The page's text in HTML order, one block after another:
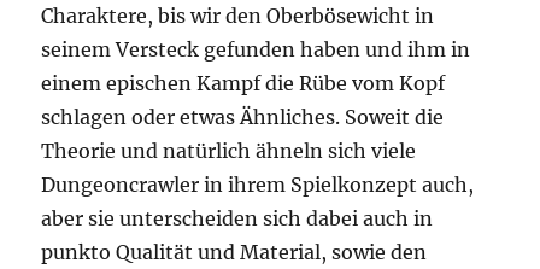
Charaktere, bis wir den Oberbösewicht in
seinem Versteck gefunden haben und ihm in
einem epischen Kampf die Rübe vom Kopf
schlagen oder etwas Ähnliches. Soweit die
Theorie und natürlich ähneln sich viele
Dungeoncrawler in ihrem Spielkonzept auch,
aber sie unterscheiden sich dabei auch in
punkto Qualität und Material, sowie den